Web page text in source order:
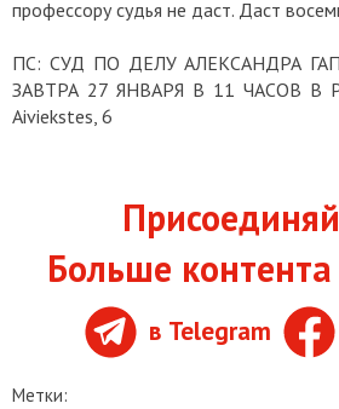
профессору судья не даст. Даст
ПС: СУД ПО ДЕЛУ АЛЕКСАНДРА
ЗАВТРА 27 ЯНВАРЯ В 11 ЧАСОВ В
Aiviekstes, 6
Больше
в Telegram
Метки: